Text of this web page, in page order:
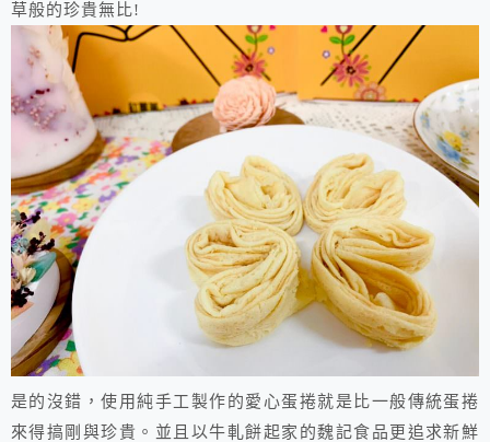
草般的珍貴無比!
是的沒錯，使用純手工製作的愛心蛋捲就是比一般傳統蛋捲
來得搞剛與珍貴。並且以牛軋餅起家的魏記食品更追求新鮮